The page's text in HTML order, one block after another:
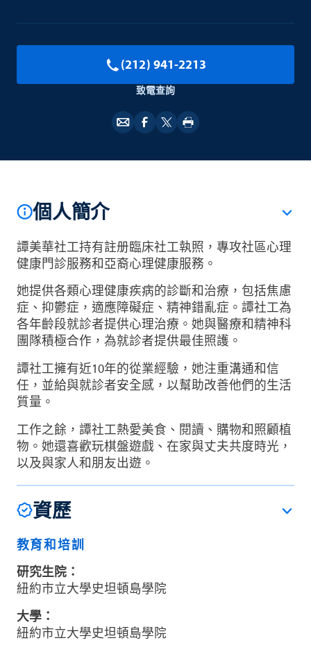
(212) 941-2213
致電查詢
個人簡介
譚美華社工持有註册臨床社工執照，專攻社區心理
健康門診服務和亞裔心理健康服務。
她提供各類心理健康疾病的診斷和治療，包括焦慮
症、抑鬱症，適應障礙症、精神錯亂症。譚社工為
各年齡段就診者提供心理治療。她與醫療和精神科
團隊積極合作，為就診者提供最佳照護。
譚社工擁有近10年的從業經驗，她注重溝通和信
任，並給與就診者安全感，以幫助改善他們的生活
質量。
工作之餘，譚社工熱愛美食、閱讀、購物和照顧植
物。她還喜歡玩棋盤遊戲、在家與丈夫共度時光，
以及與家人和朋友出遊。
資歷
教育和培訓
研究生院：
紐約市立大學史坦頓島學院
大學：
紐約市立大學史坦頓島學院